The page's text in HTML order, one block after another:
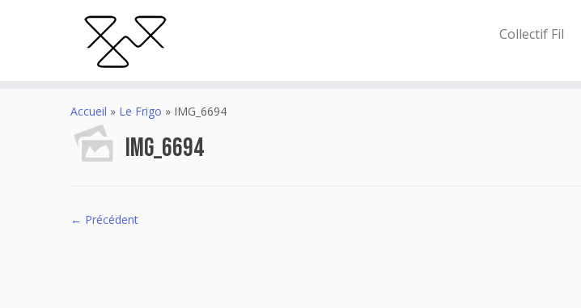
Collectif Fil
Accueil » Le Frigo » IMG_6694
IMG_6694
← Précédent